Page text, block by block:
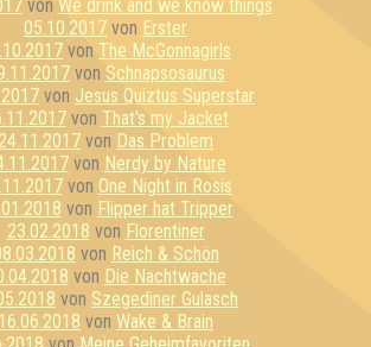
von We drink and we know things
05.10.2017 von Erster
von The McGonnagirls
von Schnapsosaurus
von Jesus Quiztus Superstar
von That's my Jacket
24.11.2017 von Das Problem
von Nerdy by Nature
von One Night in Rosis
von Flipper hat Tripper
23.02.2018 von Florentiner
von Reich & Schön
von Die Nachtwache
von Szegediner Gulasch
16.06.2018 von Wake & Brain